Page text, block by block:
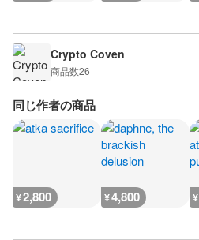
Crypto Coven
商品数26
同じ作者の商品
¥2,800 ¥4,800 ¥